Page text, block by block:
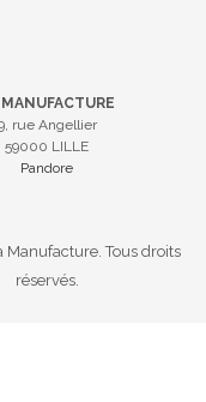
rue Angellier
59000 LILLE
Pandore
Manufacture. Tous droits
réservés.